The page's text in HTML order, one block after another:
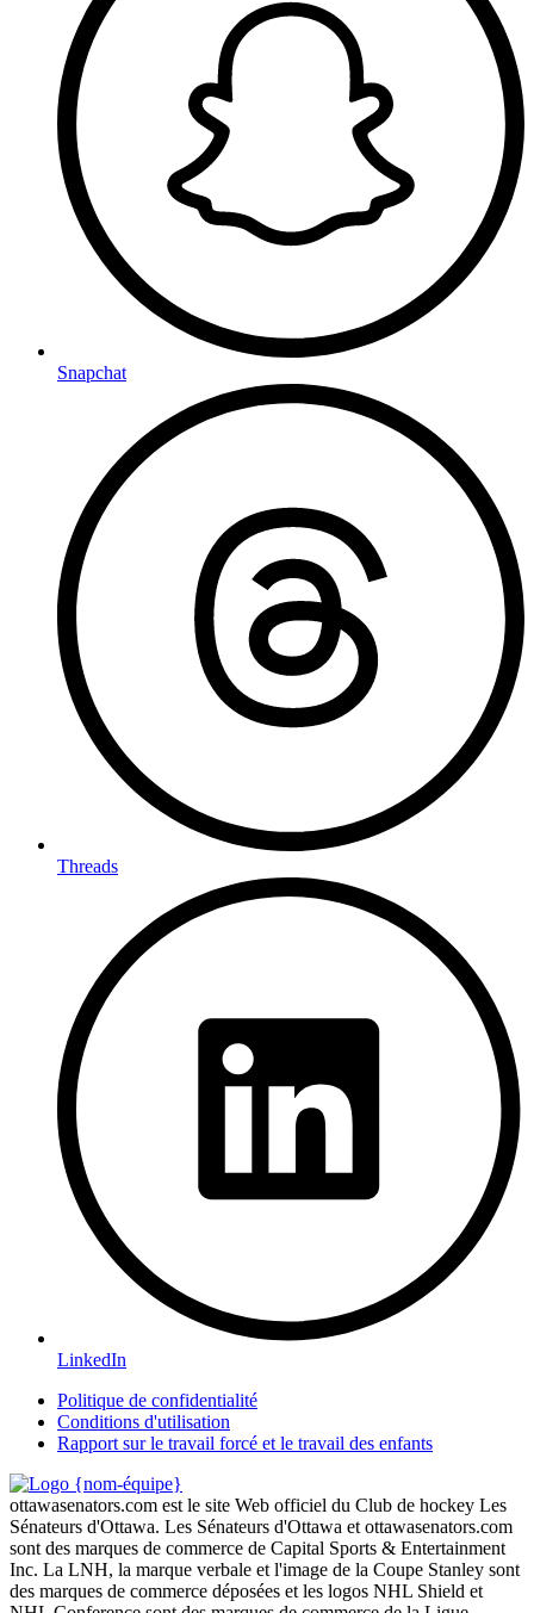
Snapchat
Threads
LinkedIn
Politique de confidentialité
Conditions d'utilisation
Rapport sur le travail forcé et le travail des enfants
ottawasenators.com est le site Web officiel du Club de hockey Les
Sénateurs d'Ottawa. Les Sénateurs d'Ottawa et ottawasenators.com
sont des marques de commerce de Capital Sports & Entertainment
Inc. La LNH, la marque verbale et l'image de la Coupe Stanley sont
des marques de commerce déposées et les logos NHL Shield et